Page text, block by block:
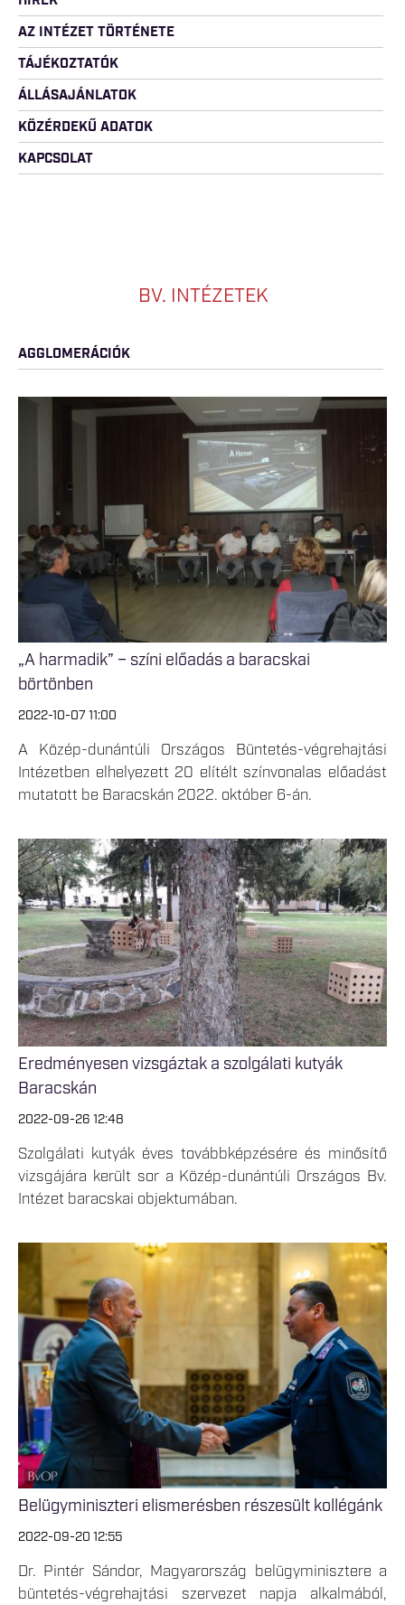
AZ INTÉZET TÖRTÉNETE
TÁJÉKOZTATÓK
ÁLLÁSAJÁNLATOK
KÖZÉRDEKŰ ADATOK
KAPCSOLAT
BV. INTÉZETEK
AGGLOMERÁCIÓK
„A harmadik” – színi előadás a baracskai
börtönben
2022-10-07 11:00
A Közép-dunántúli Országos Büntetés-végrehajtási
Intézetben elhelyezett 20 elítélt színvonalas előadást
mutatott be Baracskán 2022. október 6-án.
Eredményesen vizsgáztak a szolgálati kutyák
Baracskán
2022-09-26 12:48
Szolgálati kutyák éves továbbképzésére és minősítő
vizsgájára került sor a Közép-dunántúli Országos Bv.
Intézet baracskai objektumában.
Belügyminiszteri elismerésben részesült kollégánk
2022-09-20 12:55
Dr. Pintér Sándor, Magyarország belügyminisztere a
büntetés-végrehajtási szervezet napja alkalmából,